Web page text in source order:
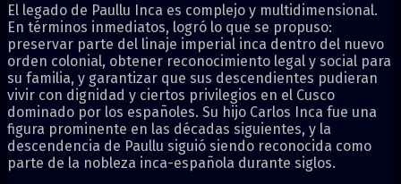
El legado de Paullu Inca es complejo y multidimensional.
En términos inmediatos, logró lo que se propuso:
preservar parte del linaje imperial inca dentro del nuevo
orden colonial, obtener reconocimiento legal y social para
su familia, y garantizar que sus descendientes pudieran
vivir con dignidad y ciertos privilegios en el Cusco
dominado por los españoles. Su hijo Carlos Inca fue una
figura prominente en las décadas siguientes, y la
descendencia de Paullu siguió siendo reconocida como
parte de la nobleza inca-española durante siglos.